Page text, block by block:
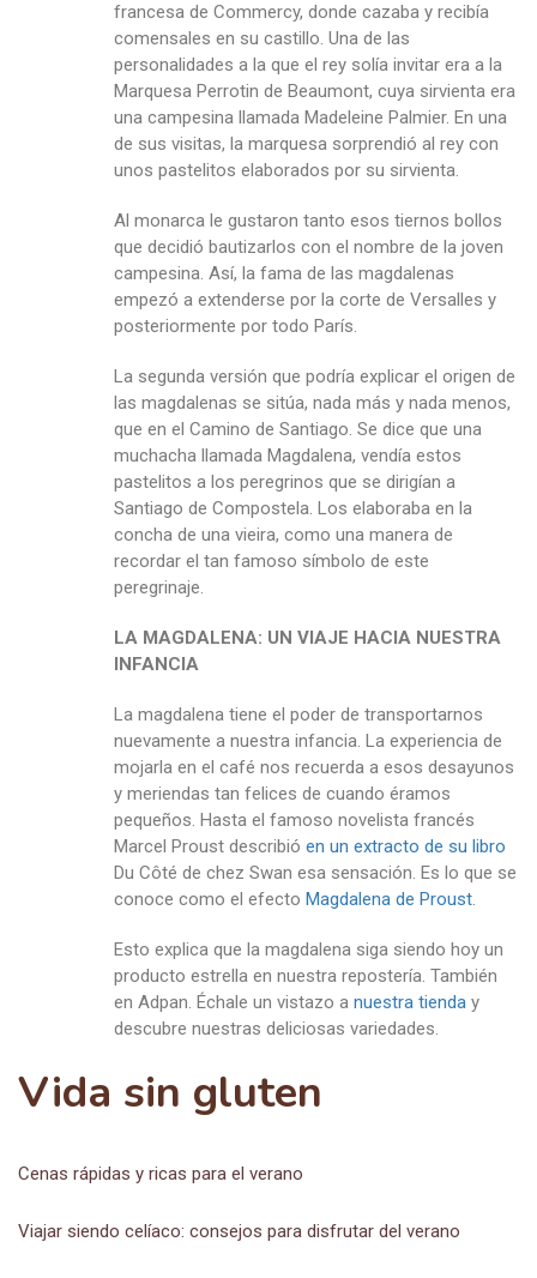
francesa de Commercy, donde cazaba y recibía
comensales en su castillo. Una de las
personalidades a la que el rey solía invitar era a la
Marquesa Perrotin de Beaumont, cuya sirvienta era
una campesina llamada Madeleine Palmier. En una
de sus visitas, la marquesa sorprendió al rey con
unos pastelitos elaborados por su sirvienta.
Al monarca le gustaron tanto esos tiernos bollos
que decidió bautizarlos con el nombre de la joven
campesina. Así, la fama de las magdalenas
empezó a extenderse por la corte de Versalles y
posteriormente por todo París.
La segunda versión que podría explicar el origen de
las magdalenas se sitúa, nada más y nada menos,
que en el Camino de Santiago. Se dice que una
muchacha llamada Magdalena, vendía estos
pastelitos a los peregrinos que se dirigían a
Santiago de Compostela. Los elaboraba en la
concha de una vieira, como una manera de
recordar el tan famoso símbolo de este
peregrinaje.
LA MAGDALENA: UN VIAJE HACIA NUESTRA
INFANCIA
La magdalena tiene el poder de transportarnos
nuevamente a nuestra infancia. La experiencia de
mojarla en el café nos recuerda a esos desayunos
y meriendas tan felices de cuando éramos
pequeños. Hasta el famoso novelista francés
Marcel Proust describió en un extracto de su libro
Du Côté de chez Swan esa sensación. Es lo que se
conoce como el efecto Magdalena de Proust.
Esto explica que la magdalena siga siendo hoy un
producto estrella en nuestra repostería. También
en Adpan. Échale un vistazo a nuestra tienda y
descubre nuestras deliciosas variedades.
Vida sin gluten
Cenas rápidas y ricas para el verano
Viajar siendo celíaco: consejos para disfrutar del verano